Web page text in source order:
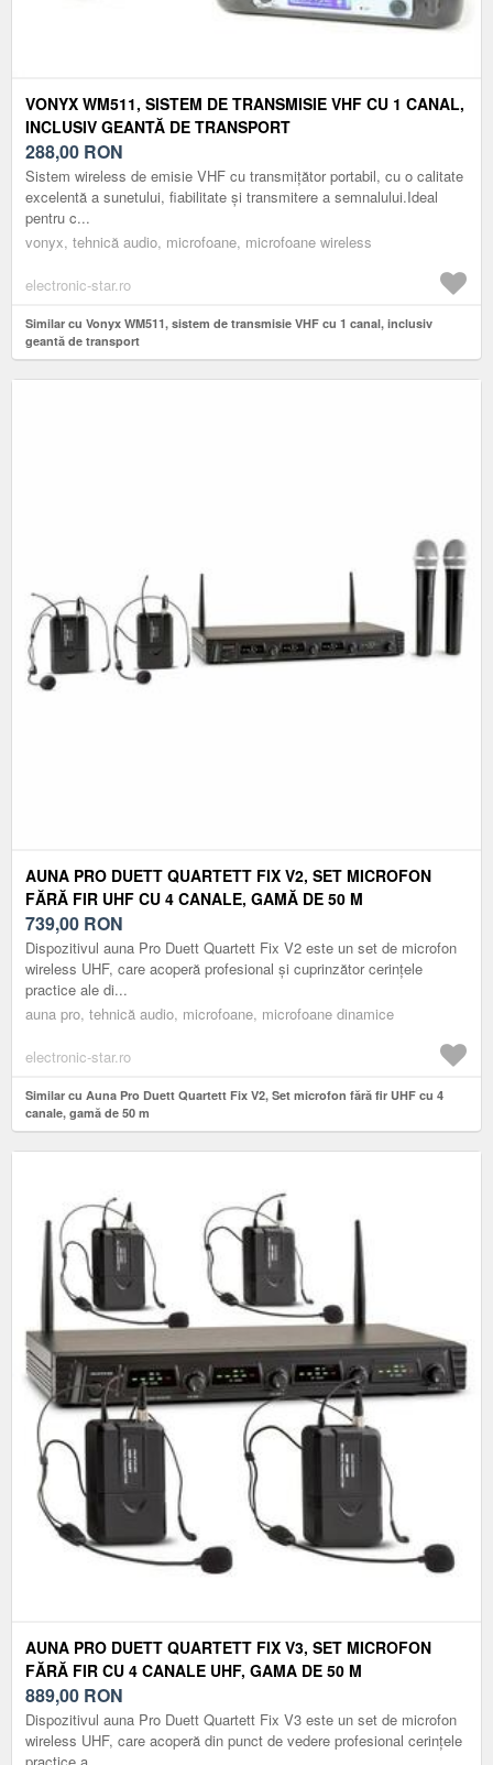
VONYX WM511, SISTEM DE TRANSMISIE VHF CU 1 CANAL,
INCLUSIV GEANTĂ DE TRANSPORT
288,00 RON
Sistem wireless de emisie VHF cu transmițător portabil, cu o calitate
excelentă a sunetului, fiabilitate și transmitere a semnalului.Ideal
pentru c...
vonyx, tehnică audio, microfoane, microfoane wireless
electronic-star.ro
Similar cu Vonyx WM511, sistem de transmisie VHF cu 1 canal, inclusiv
geantă de transport
AUNA PRO DUETT QUARTETT FIX V2, SET MICROFON
FĂRĂ FIR UHF CU 4 CANALE, GAMĂ DE 50 M
739,00 RON
Dispozitivul auna Pro Duett Quartett Fix V2 este un set de microfon
wireless UHF, care acoperă profesional și cuprinzător cerințele
practice ale di...
auna pro, tehnică audio, microfoane, microfoane dinamice
electronic-star.ro
Similar cu Auna Pro Duett Quartett Fix V2, Set microfon fără fir UHF cu 4
canale, gamă de 50 m
AUNA PRO DUETT QUARTETT FIX V3, SET MICROFON
FĂRĂ FIR CU 4 CANALE UHF, GAMA DE 50 M
889,00 RON
Dispozitivul auna Pro Duett Quartett Fix V3 este un set de microfon
wireless UHF, care acoperă din punct de vedere profesional cerințele